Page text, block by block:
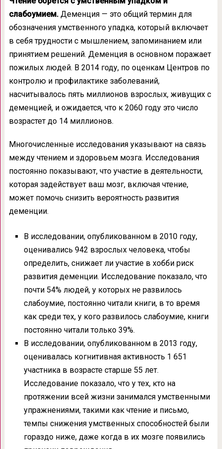
слабоумием. Деменция — это общий термин для
обозначения умственного упадка, который включает
в себя трудности с мышлением, запоминанием или
принятием решений. Деменция в основном поражает
пожилых людей. В 2014 году, по оценкам Центров по
контролю и профилактике заболеваний,
насчитывалось пять миллионов взрослых, живущих с
деменцией, и ожидается, что к 2060 году это число
возрастет до 14 миллионов.
Многочисленные исследования указывают на связь
между чтением и здоровьем мозга. Исследования
постоянно показывают, что участие в деятельности,
которая задействует ваш мозг, включая чтение,
может помочь снизить вероятность развития
деменции.
В исследовании, опубликованном в 2010 году,
оценивались 942 взрослых человека, чтобы
определить, снижает ли участие в хобби риск
развития деменции. Исследование показало, что
почти 54% людей, у которых не развилось
слабоумие, постоянно читали книги, в то время
как среди тех, у кого развилось слабоумие, книги
постоянно читали только 39%.
В исследовании, опубликованном в 2013 году,
оценивалась когнитивная активность 1 651
участника в возрасте старше 55 лет.
Исследование показало, что у тех, кто на
протяжении всей жизни занимался умственными
упражнениями, такими как чтение и письмо,
темпы снижения умственных способностей были
гораздо ниже, даже когда в их мозге появились